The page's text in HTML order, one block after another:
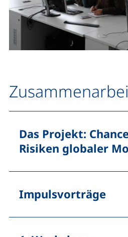
Das Projekt:
Risiken globaler
Impulsvorträge